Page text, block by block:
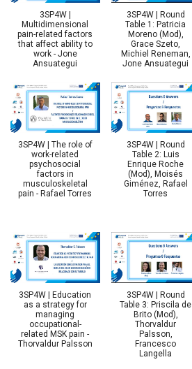
3SP4W |
Multidimensional
pain-related factors
that affect ability to
work - Jone
Ansuategui
3SP4W | Round
Table 1: Patricia
Moreno (Mod),
Grace Szeto,
Michiel Reneman,
Jone Ansuategui
3SP4W | The role of
work-related
psychosocial
factors in
musculoskeletal
pain - Rafael Torres
3SP4W | Round
Table 2: Luis
Enrique Roche
(Mod), Moisés
Giménez, Rafael
Torres
3SP4W | Education
as a strategy for
managing
occupational-
related MSK pain -
Thorvaldur Palsson
3SP4W | Round
Table 3: Priscila de
Brito (Mod),
Thorvaldur
Palsson,
Francesco
Langella